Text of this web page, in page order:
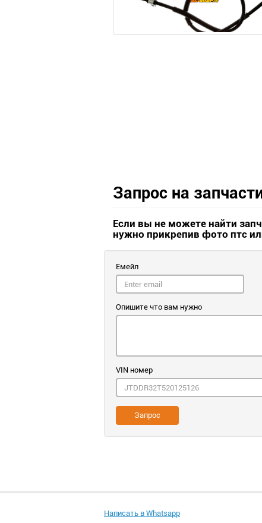
Запрос на
Если вы не можете найти
нужно прикрепив фото птс
Емейл
Опишите что вам нужно
VIN номер
Запрос
Написать в Whatsapp